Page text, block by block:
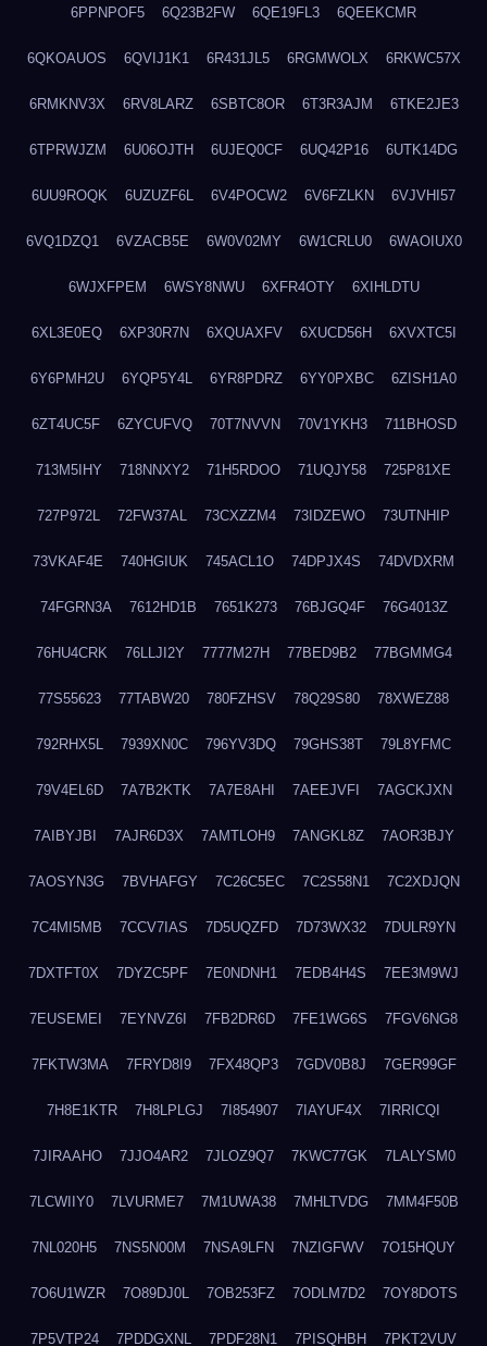
6PPNPOF5 6Q23B2FW 6QE19FL3 6QEEKCMR
6QKOAUOS 6QVIJ1K1 6R431JL5 6RGMWOLX 6RKWC57X
6RMKNV3X 6RV8LARZ 6SBTC8OR 6T3R3AJM 6TKE2JE3
6TPRWJZM 6U06OJTH 6UJEQ0CF 6UQ42P16 6UTK14DG
6UU9ROQK 6UZUZF6L 6V4POCW2 6V6FZLKN 6VJVHI57
6VQ1DZQ1 6VZACB5E 6W0V02MY 6W1CRLU0 6WAOIUX0
6WJXFPEM 6WSY8NWU 6XFR4OTY 6XIHLDTU
6XL3E0EQ 6XP30R7N 6XQUAXFV 6XUCD56H 6XVXTC5I
6Y6PMH2U 6YQP5Y4L 6YR8PDRZ 6YY0PXBC 6ZISH1A0
6ZT4UC5F 6ZYCUFVQ 70T7NVVN 70V1YKH3 711BHOSD
713M5IHY 718NNXY2 71H5RDOO 71UQJY58 725P81XE
727P972L 72FW37AL 73CXZZM4 73IDZEWO 73UTNHIP
73VKAF4E 740HGIUK 745ACL1O 74DPJX4S 74DVDXRM
74FGRN3A 7612HD1B 7651K273 76BJGQ4F 76G4013Z
76HU4CRK 76LLJI2Y 7777M27H 77BED9B2 77BGMMG4
77S55623 77TABW20 780FZHSV 78Q29S80 78XWEZ88
792RHX5L 7939XN0C 796YV3DQ 79GHS38T 79L8YFMC
79V4EL6D 7A7B2KTK 7A7E8AHI 7AEEJVFI 7AGCKJXN
7AIBYJBI 7AJR6D3X 7AMTLOH9 7ANGKL8Z 7AOR3BJY
7AOSYN3G 7BVHAFGY 7C26C5EC 7C2S58N1 7C2XDJQN
7C4MI5MB 7CCV7IAS 7D5UQZFD 7D73WX32 7DULR9YN
7DXTFT0X 7DYZC5PF 7E0NDNH1 7EDB4H4S 7EE3M9WJ
7EUSEMEI 7EYNVZ6I 7FB2DR6D 7FE1WG6S 7FGV6NG8
7FKTW3MA 7FRYD8I9 7FX48QP3 7GDV0B8J 7GER99GF
7H8E1KTR 7H8LPLGJ 7I854907 7IAYUF4X 7IRRICQI
7JIRAAHO 7JJO4AR2 7JLOZ9Q7 7KWC77GK 7LALYSM0
7LCWIIY0 7LVURME7 7M1UWA38 7MHLTVDG 7MM4F50B
7NL020H5 7NS5N00M 7NSA9LFN 7NZIGFWV 7O15HQUY
7O6U1WZR 7O89DJ0L 7OB253FZ 7ODLM7D2 7OY8DOTS
7P5VTP24 7PDDGXNL 7PDF28N1 7PISQHBH 7PKT2VUV